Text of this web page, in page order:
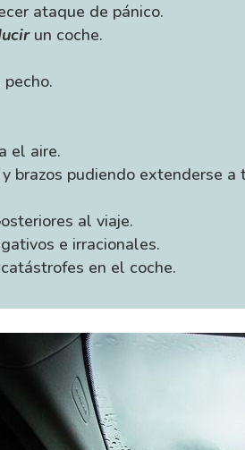
ataque de pánico.
un coche.
el aire.
brazos pudiendo extenderse a
al viaje.
e irracionales.
en el coche.